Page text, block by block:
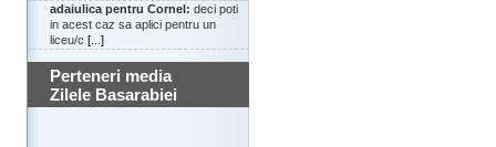
adaiulica pentru Cornel: deci poti
in acest caz sa aplici pentru un
liceu/c [...]
Perteneri media
Zilele Basarabiei